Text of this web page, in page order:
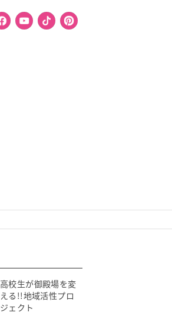
高校生が御殿場を変
える!!地域活性プロ
ジェクト